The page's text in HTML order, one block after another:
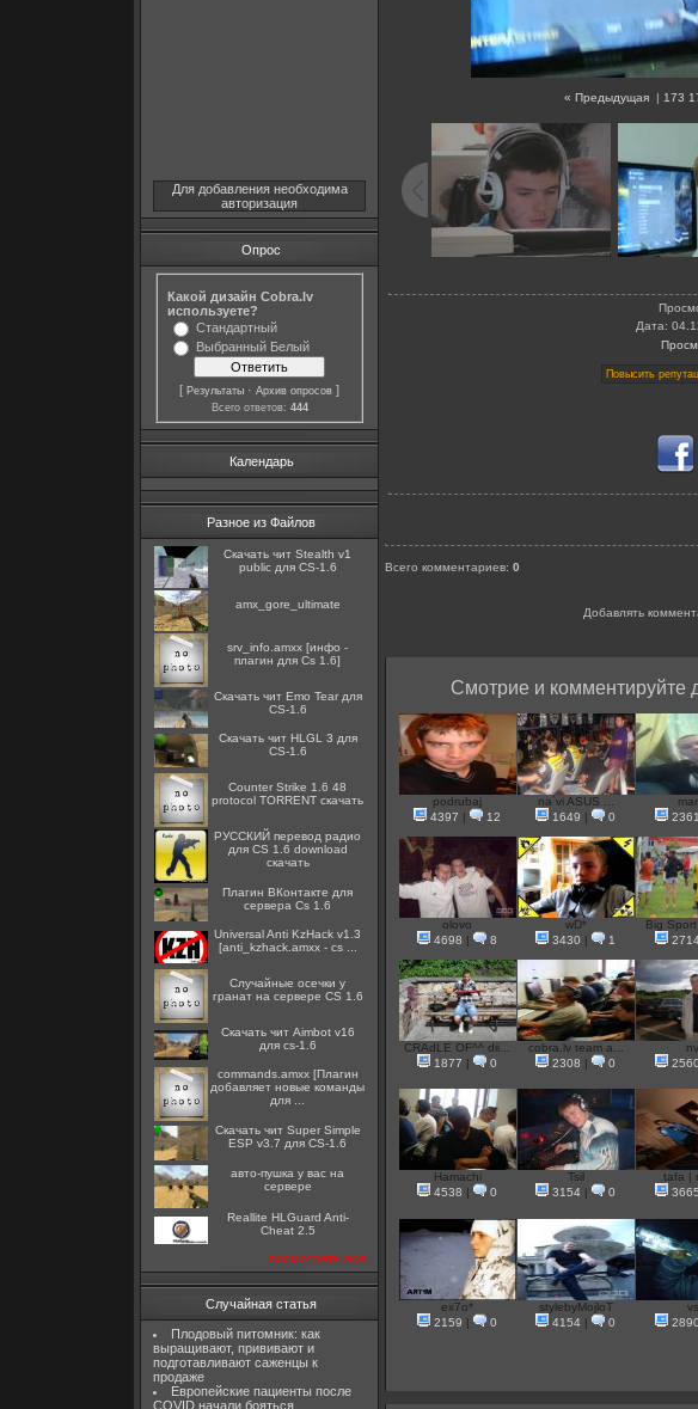
Для добавления необходима
авторизация
Опрос
Какой дизайн Cobra.lv
используете?
Стандартный
Выбранный Белый
[ Результаты · Архив опросов ]
Всего ответов: 444
Календарь
Разное из Файлов
Скачать чит Stealth v1
public для CS-1.6
amx_gore_ultimate
srv_info.amxx [инфо -
плагин для Cs 1.6]
Скачать чит Emo Tear для
CS-1.6
Скачать чит HLGL 3 для
CS-1.6
Counter Strike 1.6 48
protocol TORRENT скачать
РУССКИЙ перевод радио
для CS 1.6 download
скачать
Плагин ВКонтакте для
сервера Cs 1.6
Universal Anti KzHack v1.3
[anti_kzhack.amxx - cs ...
Случайные осечки у
гранат на сервере CS 1.6
Скачать чит Aimbot v16
для cs-1.6
commands.amxx [Плагин
добавляет новые команды
для ...
Скачать чит Super Simple
ESP v3.7 для CS-1.6
авто-пушка у вас на
сервере
Reallite HLGuard Anti-
Cheat 2.5
посмотреть все
Случайная статья
Плодовый питомник: как
выращивают, прививают и
подготавливают саженцы к
продаже
Европейские пациенты после
COVID начали бояться
« Предыдущая| 173
Дата:
Всего комментариев: 0
Добавлять
Смотрие и комментируйте
podrubaj
4397
12
na`vi ASUS ...
1649
0
2361
olovo
4698
8
wD*
3430
1
Big
CRAdLE OF^^ dii...
1877
0
cobra.lv team a...
2308
0
2560
Hamachi
4538
0
Tsil
3154
0
tafa |
3665
ex7o*
2159
0
stylebyMojloT
4154
0
2890